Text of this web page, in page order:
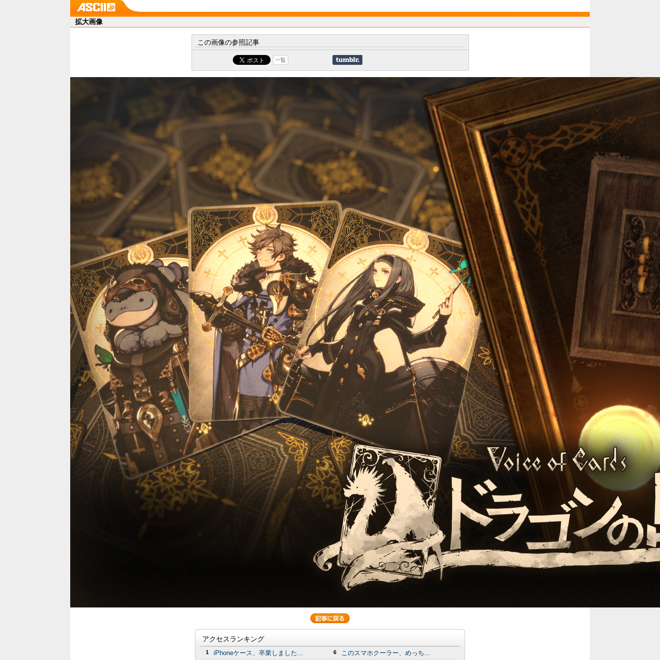
拡大画像
この画像の参照記事
一覧
アクセスランキング
1 iPhoneケース、卒業しました... 6 このスマホクーラー、めっち...